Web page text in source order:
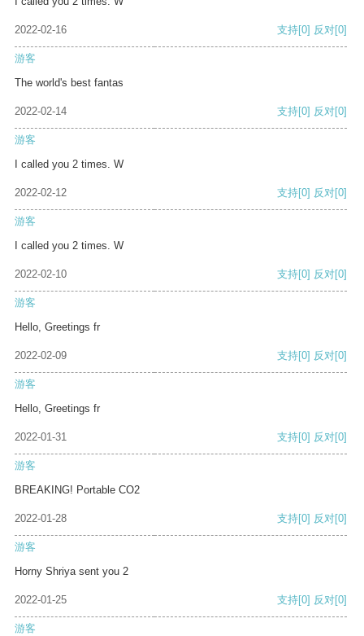
2022-02-16 支持[0] 反对[0]
游客
The world's best fantas
2022-02-14 支持[0] 反对[0]
游客
I called you 2 times. W
2022-02-12 支持[0] 反对[0]
游客
I called you 2 times. W
2022-02-10 支持[0] 反对[0]
游客
Hello, Greetings fr
2022-02-09 支持[0] 反对[0]
游客
Hello, Greetings fr
2022-01-31 支持[0] 反对[0]
游客
BREAKING! Portable CO2
2022-01-28 支持[0] 反对[0]
游客
Horny Shriya sent you 2
2022-01-25 支持[0] 反对[0]
游客